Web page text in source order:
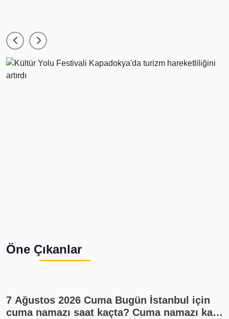
Öne Çıkanlar
7 Ağustos 2026 Cuma Bugün İstanbul için
cuma namazı saat kaçta? Cuma namazı kaç